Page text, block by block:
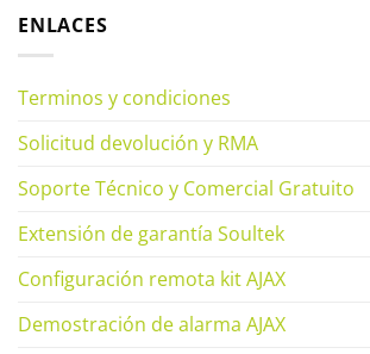
ENLACES
Terminos y condiciones
Solicitud devolución y RMA
Soporte Técnico y Comercial Gratuito
Extensión de garantía Soultek
Configuración remota kit AJAX
Demostración de alarma AJAX